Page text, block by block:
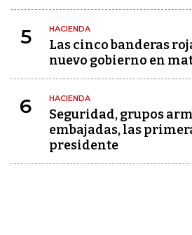
5 HACIENDA
Las cinco banderas
nuevo gobierno en
6 HACIENDA
Seguridad, grupos
embajadas, las
presidente